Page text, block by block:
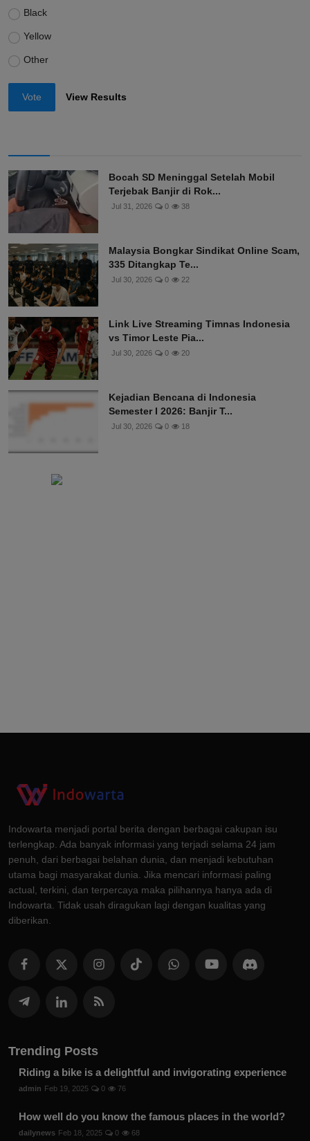
Black
Yellow
Other
Vote View Results
Bocah SD Meninggal Setelah Mobil
Terjebak Banjir di Rok...
Jul 31, 2026 0 38
Malaysia Bongkar Sindikat Online Scam,
335 Ditangkap Te...
Jul 30, 2026 0 22
Link Live Streaming Timnas Indonesia
vs Timor Leste Pia...
Jul 30, 2026 0 20
Kejadian Bencana di Indonesia
Semester I 2026: Banjir T...
Jul 30, 2026 0 18
Indowarta menjadi portal berita dengan berbagai cakupan isu
terlengkap. Ada banyak informasi yang terjadi selama 24 jam
penuh, dari berbagai belahan dunia, dan menjadi kebutuhan
utama bagi masyarakat dunia. Jika mencari informasi paling
actual, terkini, dan terpercaya maka pilihannya hanya ada di
Indowarta. Tidak usah diragukan lagi dengan kualitas yang
diberikan.
Trending Posts
Riding a bike is a delightful and invigorating experience
admin Feb 19, 2025 0 76
How well do you know the famous places in the world?
dailynews Feb 18, 2025 0 68